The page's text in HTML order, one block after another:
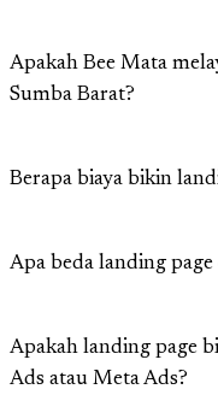
Apakah Bee Mata
Sumba Barat?
Berapa biaya bikin
Apa beda landing page
Apakah landing page
Ads atau Meta Ads?